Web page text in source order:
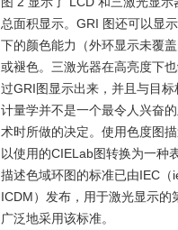
总面积显示。GRI 图还可以显
下的颜色能力（外环显示未覆
或褪色。三激光器在高亮度下
过GRI图显示出来，并且与目
计量学并不是一个最令人兴奋
术时所做的决定。使用色度图
以使用的CIELab图转换为一种
描述色域环图的标准已由IEC
ICDM）发布，用于激光显示
广泛地采用该标准。